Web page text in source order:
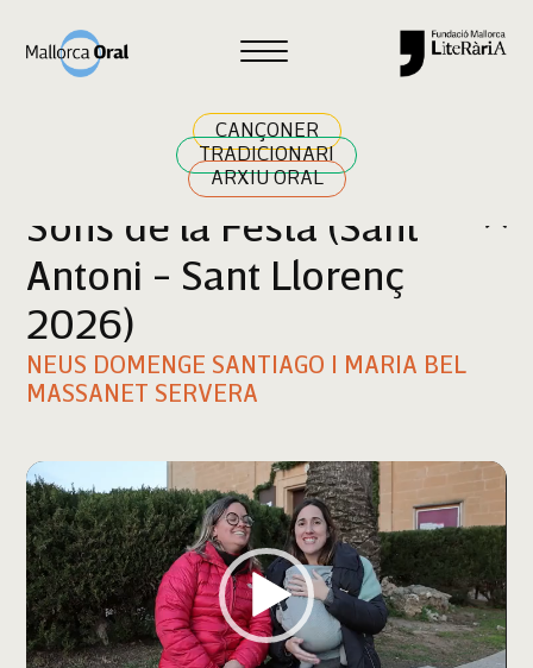
CANÇONER
TRADICIONARI
ARXIU ORAL
Cercar
Sons de la Festa (Sant
Antoni - Sant Llorenç
2026)
NEUS DOMENGE SANTIAGO I MARIA BEL
MASSANET SERVERA
Reproductor
de
vídeo